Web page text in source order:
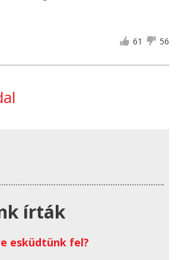
61
56
írták
esküdtünk fel?